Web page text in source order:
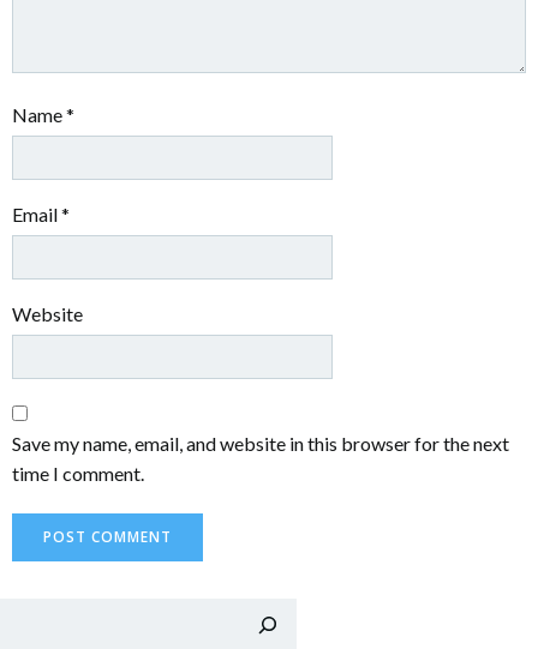
Name*
Email*
Website
Save my name, email, and website in this browser for the next
time I comment.